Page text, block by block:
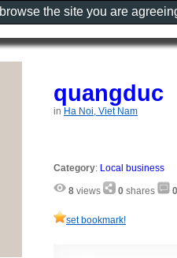
quangduc
in Ha Noi, Viet Nam
Category: Local business
8 views 0 shares 0
set bookmark!
the site you are